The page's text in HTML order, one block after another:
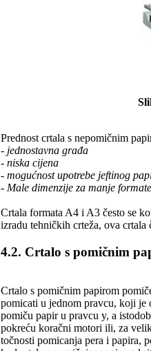
Prednost crtala s nepomičnim
- jednostavna građa
- niska cijena
- mogućnost upotrebe jeftinog
- Male dimenzije za manje
Crtala formata A4 i A3 često se
izradu tehničkih crteža, ova crtala
4.2. Crtalo s pomičnim
Crtalo s pomičnim papirom
pomicati u jednom pravcu, koji je
pomiču papir u pravcu y, a
pokreću koračni motori ili, za
točnosti pomicanja pera i papira,